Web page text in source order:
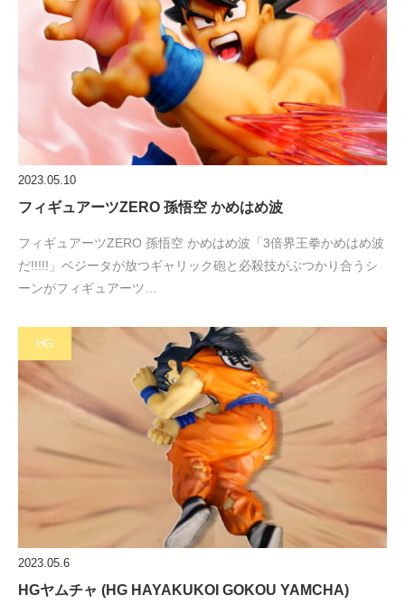
2023.05.10
フィギュアーツZERO 孫悟空 かめはめ波
フィギュアーツZERO 孫悟空 かめはめ波「3倍界王拳かめはめ波
だ!!!!!」ベジータが放つギャリック砲と必殺技がぶつかり合うシ
ーンがフィギュアーツ…
HG
2023.05.6
HGヤムチャ (HG HAYAKUKOI GOKOU YAMCHA)